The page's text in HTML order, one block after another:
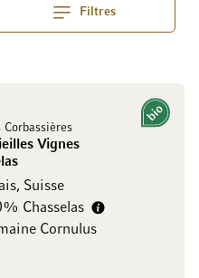
Filtres
Corbassières
Vignes
Bio
Suisse
Chasselas
Cornulus